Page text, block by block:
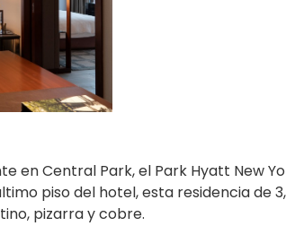
en Central Park, el Park Hyatt New
piso del hotel, esta residencia de
pizarra y cobre.